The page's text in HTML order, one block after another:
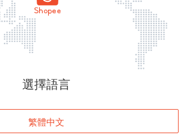
頁面無法顯示
登入
選擇語言
繁體中文